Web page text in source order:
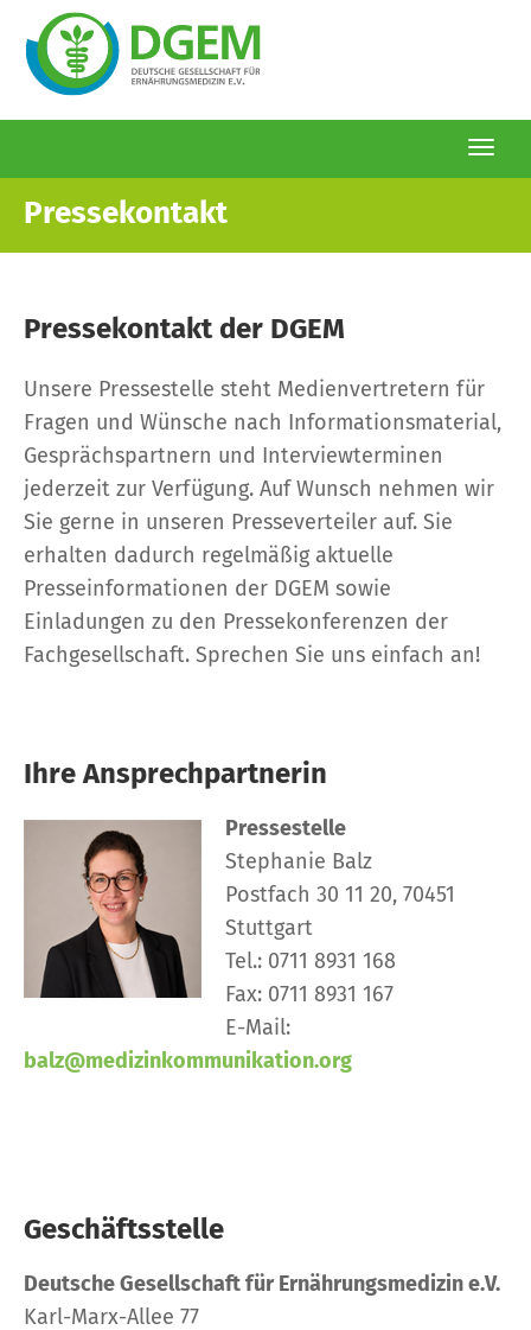
zumPressekontakt
Pressekontakt der DGEM
Unsere Pressestelle steht Medienvertretern für
Fragen und Wünsche nach Informationsmaterial,
Gesprächspartnern und Interviewterminen
jederzeit zur Verfügung. Auf Wunsch nehmen wir
Sie gerne in unseren Presseverteiler auf. Sie
erhalten dadurch regelmäßig aktuelle
Presseinformationen der DGEM sowie
Einladungen zu den Pressekonferenzen der
Fachgesellschaft. Sprechen Sie uns einfach an!
Ihre Ansprechpartnerin
Pressestelle
Stephanie Balz
Postfach 30 11 20, 70451
Stuttgart
Tel.: 0711 8931 168
Fax: 0711 8931 167
E-Mail:
balz@medizinkommunikation.org
Geschäftsstelle
Deutsche Gesellschaft für Ernährungsmedizin e.V.
Karl-Marx-Allee 77